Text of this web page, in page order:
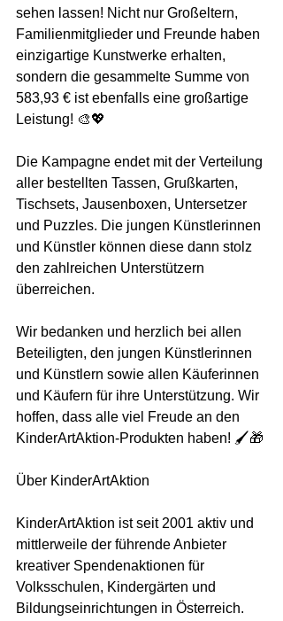
sehen lassen! Nicht nur Großeltern,
Familienmitglieder und Freunde haben
einzigartige Kunstwerke erhalten,
sondern die gesammelte Summe von
583,93 € ist ebenfalls eine großartige
Leistung! 🎨💖
Die Kampagne endet mit der Verteilung
aller bestellten Tassen, Grußkarten,
Tischsets, Jausenboxen, Untersetzer
und Puzzles. Die jungen Künstlerinnen
und Künstler können diese dann stolz
den zahlreichen Unterstützern
überreichen.
Wir bedanken und herzlich bei allen
Beteiligten, den jungen Künstlerinnen
und Künstlern sowie allen Käuferinnen
und Käufern für ihre Unterstützung. Wir
hoffen, dass alle viel Freude an den
KinderArtAktion-Produkten haben! 🖌️🎁
Über KinderArtAktion
KinderArtAktion ist seit 2001 aktiv und
mittlerweile der führende Anbieter
kreativer Spendenaktionen für
Volksschulen, Kindergärten und
Bildungseinrichtungen in Österreich.